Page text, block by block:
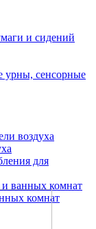
и сидений
урны, сенсорные
воздуха
для
ванных комнат
комнат